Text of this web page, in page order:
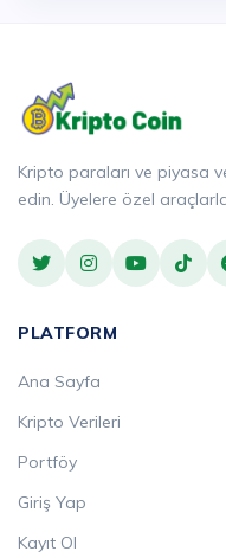
Kripto paraları ve piyasa verilerini tek yerden takip
edin. Üyelere özel
PLATFORM
Ana Sayfa
Kripto Verileri
Portföy
Giriş Yap
Kayıt Ol